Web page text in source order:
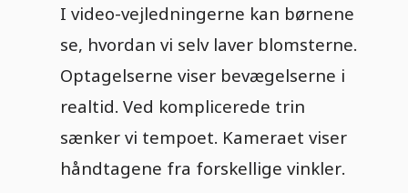
I video-vejledningerne kan børnene
se, hvordan vi selv laver blomsterne.
Optagelserne viser bevægelserne i
realtid. Ved komplicerede trin
sænker vi tempoet. Kameraet viser
håndtagene fra forskellige vinkler.